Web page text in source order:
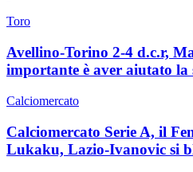
Toro
Avellino-Torino 2-4 d.c.r,
importante è aver aiutato
Calciomercato
Calciomercato Serie A, il
Lukaku, Lazio-Ivanovic si